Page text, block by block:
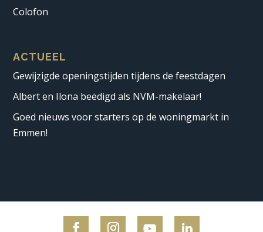
Colofon
ACTUEEL
Gewijzigde openingstijden tijdens de feestdagen
Albert en Ilona beëdigd als NVM-makelaar!
Goed nieuws voor starters op de woningmarkt in
Emmen!